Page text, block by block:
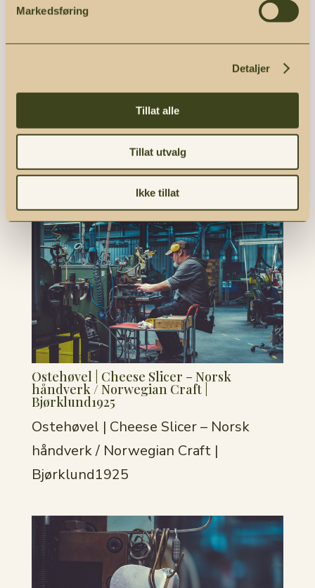
Markedsføring
Detaljer
Tillat alle
Tillat utvalg
Ikke tillat
🇳🇴 Ostehøvelguide | 🇬🇧 Cheese Slicer
Guide | Bjørklund1925
Bjørklund1925
Ostehøvel | Cheese Slicer – Norsk
håndverk / Norwegian Craft |
Bjørklund1925
Ostehøvel | Cheese Slicer – Norsk
håndverk / Norwegian Craft |
Bjørklund1925